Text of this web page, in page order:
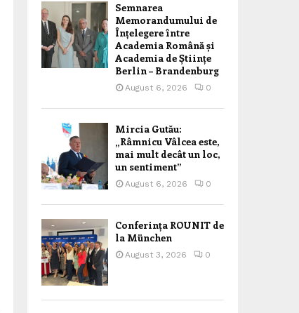
Semnarea
Memorandumului de
Înțelegere între
Academia Română și
Academia de Științe
Berlin – Brandenburg
August 6, 2026 0
Mircia Gutău:
„Râmnicu Vâlcea este,
mai mult decât un loc,
un sentiment”
August 6, 2026 0
Conferința ROUNIT de
la München
August 3, 2026 0